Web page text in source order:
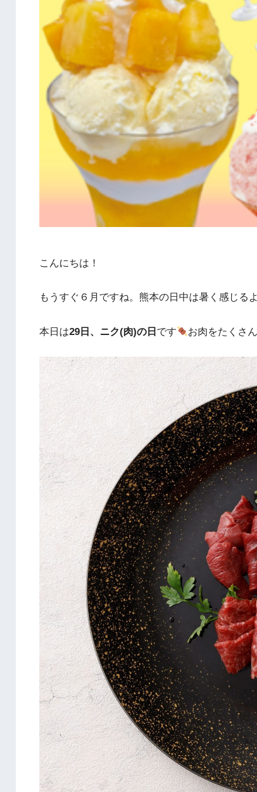
こんにちは！
もうすぐ６月ですね。熊本の日中は暑く感じる
本日は29日、ニク(肉)の日 です お肉をたくさ